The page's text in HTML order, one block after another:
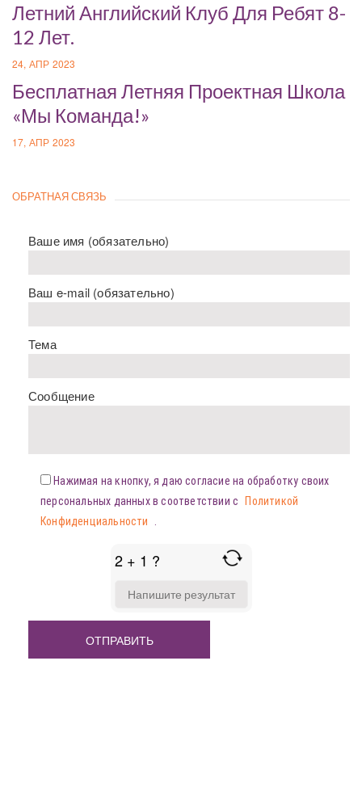
Летний Английский Клуб Для Ребят 8-
12 Лет.
24, АПР 2023
Бесплатная Летняя Проектная Школа
«Мы Команда!»
17, АПР 2023
ОБРАТНАЯ СВЯЗЬ
Ваше имя (обязательно)
Ваш e-mail (обязательно)
Тема
Сообщение
Нажимая на кнопку, я даю согласие на обработку своих
персональных данных в соответствии с
Политикой
Конфиденциальности
2 + 1 ?
FOR
+